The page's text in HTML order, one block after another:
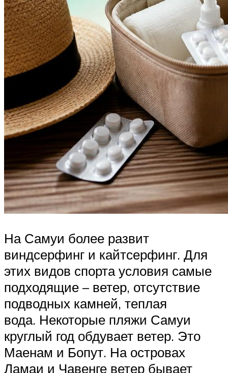
На Самуи более развит
виндсерфинг и кайтсерфинг. Для
этих видов спорта условия самые
подходящие – ветер, отсутствие
подводных камней, теплая
вода. Некоторые пляжи Самуи
круглый год обдувает ветер. Это
Маенам и Бопут. На островах
Ламаи и Чавенге ветер бывает